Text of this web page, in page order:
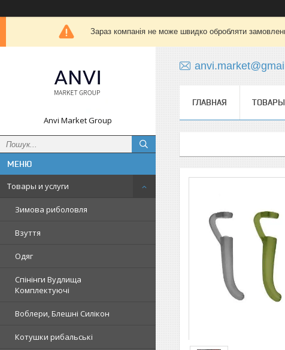
Зараз компанія не може швидко обробляти
Anvi Market Group
Товары и услуги
Зимова риболовля
Взуття
Одяг
Спінінги Вудлища
Комплектуючі
Воблери, Блешні Силікон
Котушки рибальські
ГЛАВНАЯ ТОВАРЫ